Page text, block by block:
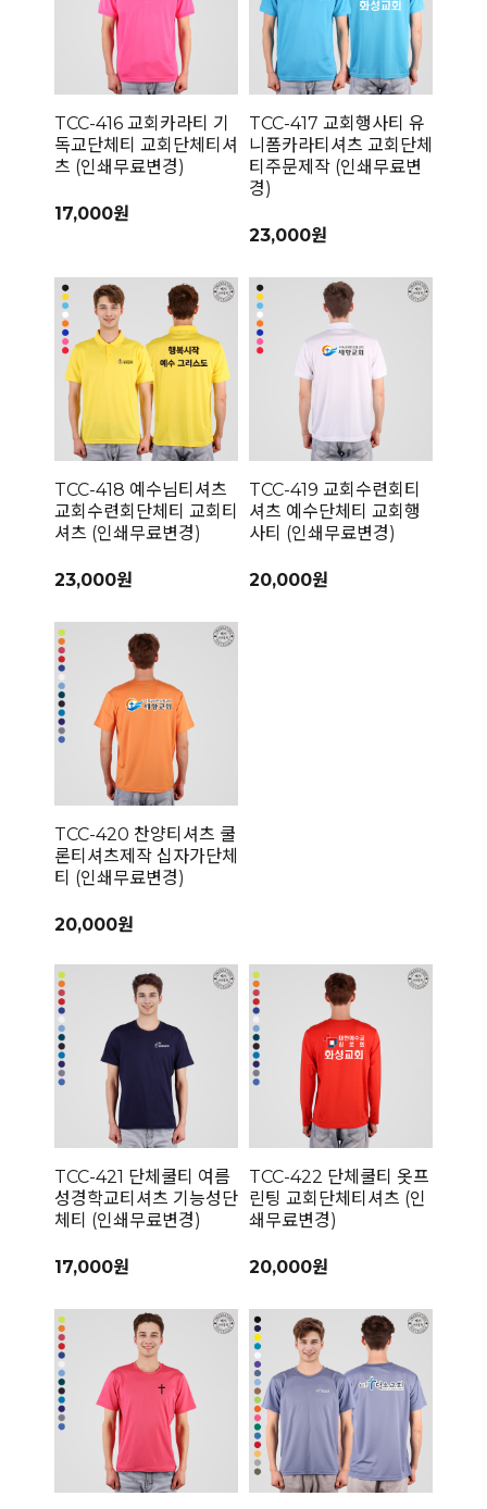
TCC-416 교회카라티 기
독교단체티 교회단체티셔
츠 (인쇄무료변경)
17,000원
TCC-417 교회행사티 유
니폼카라티셔츠 교회단체
티주문제작 (인쇄무료변
경)
23,000원
TCC-418 예수님티셔츠
교회수련회단체티 교회티
셔츠 (인쇄무료변경)
23,000원
TCC-419 교회수련회티
셔츠 예수단체티 교회행
사티 (인쇄무료변경)
20,000원
TCC-420 찬양티셔츠 쿨
론티셔츠제작 십자가단체
티 (인쇄무료변경)
20,000원
TCC-421 단체쿨티 여름
성경학교티셔츠 기능성단
체티 (인쇄무료변경)
17,000원
TCC-422 단체쿨티 옷프
린팅 교회단체티셔츠 (인
쇄무료변경)
20,000원